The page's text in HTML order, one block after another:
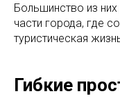
Большинство из
части города, где
туристическая
Гибкие